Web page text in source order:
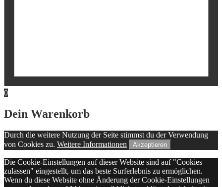
0
Dein Warenkorb
Durch die weitere Nutzung der Seite stimmst du der Verwendung
von Cookies zu. Weitere Informationen Akzeptieren
Die Cookie-Einstellungen auf dieser Website sind auf "Cookies
zulassen" eingestellt, um das beste Surferlebnis zu ermöglichen.
Wenn du diese Website ohne Änderung der Cookie-Einstellungen